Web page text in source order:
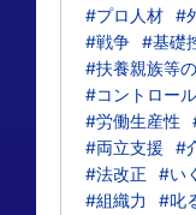
#プロ人材 #
#戦争 #基礎
#扶養親族等
#コントロール
#労働生産性
#両立支援
#
#法改正
#い
#組織力
#叱